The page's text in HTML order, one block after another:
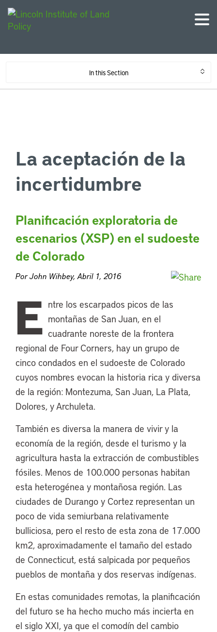
In this Section
La aceptación de la
incertidumbre
Planificación exploratoria de
escenarios (XSP) en el sudoeste
de Colorado
Por John Wihbey, Abril 1, 2016
E ntre los escarpados picos de las
montañas de San Juan, en el
cuadrante noreste de la frontera
regional de Four Corners, hay un grupo de
cinco condados en el sudoeste de Colorado
cuyos nombres evocan la historia rica y diversa
de la región: Montezuma, San Juan, La Plata,
Dolores, y Archuleta.
También es diversa la manera de vivir y la
economía de la región, desde el turismo y la
agricultura hasta la extracción de combustibles
fósiles. Menos de 100.000 personas habitan
esta heterogénea y montañosa región. Las
ciudades de Durango y Cortez representan un
poco de vida semiurbana relativamente
bulliciosa, pero el resto de esta zona de 17.000
km2, aproximadamente el tamaño del estado
de Connecticut, está salpicada por pequeños
pueblos de montaña y dos reservas indígenas.
En estas comunidades remotas, la planificación
del futuro se ha hecho mucho más incierta en
el siglo XXI, ya que el comodín del cambio